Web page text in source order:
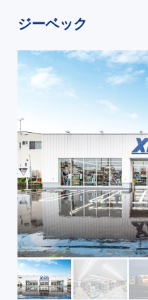
ジーベック